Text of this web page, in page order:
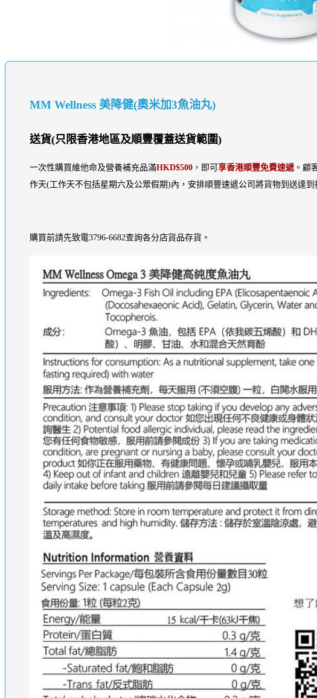
MM Wellness 美降健(奧米加3魚油丸)
送貨(只限香港地區及順豐覆蓋送貨範圍)
一次性購買維他命及營養補充品滿HKD$500，即可 享香港順豐免費速遞。顧
作天(工作天不包括星期六及公眾假期)內，安排順豐速遞公司將貨物到送達
購買前請先致電3796-6682查詢各分店貨品存貨。